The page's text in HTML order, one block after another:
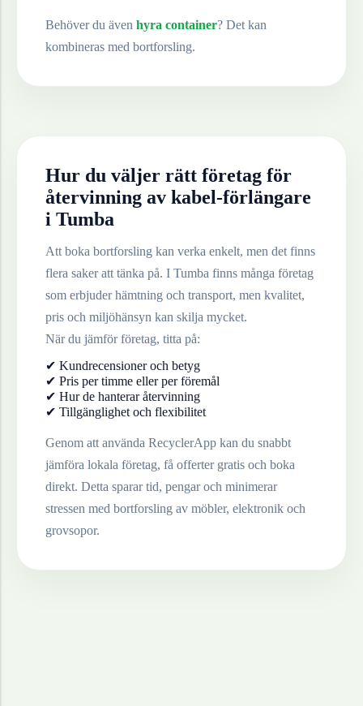
Behöver du även hyra container? Det kan
kombineras med bortforsling.
Hur du väljer rätt företag för
återvinning av kabel-förlängare
i Tumba
Att boka bortforsling kan verka enkelt, men det finns
flera saker att tänka på. I Tumba finns många företag
som erbjuder hämtning och transport, men kvalitet,
pris och miljöhänsyn kan skilja mycket.
När du jämför företag, titta på:
✔ Kundrecensioner och betyg
✔ Pris per timme eller per föremål
✔ Hur de hanterar återvinning
✔ Tillgänglighet och flexibilitet
Genom att använda RecyclerApp kan du snabbt
jämföra lokala företag, få offerter gratis och boka
direkt. Detta sparar tid, pengar och minimerar
stressen med bortforsling av möbler, elektronik och
grovsopor.